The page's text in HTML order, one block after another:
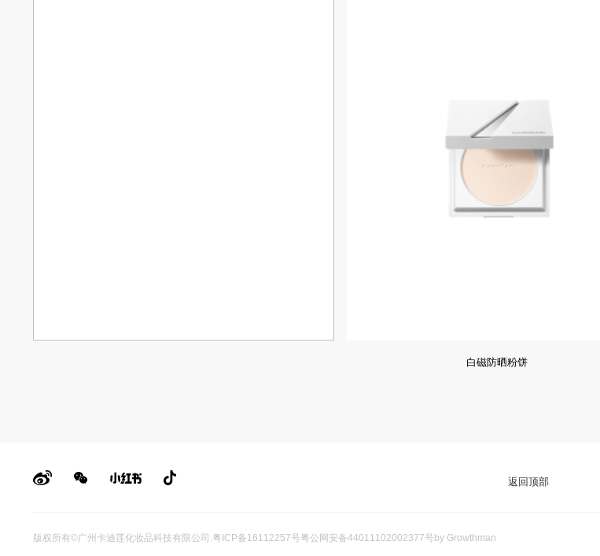
白磁防晒粉饼
返回顶部
版权所有©广州卡迪莲化妆品科技有限公司 .粤ICP备16112257号粤公网安备44011102002377号by Growthman